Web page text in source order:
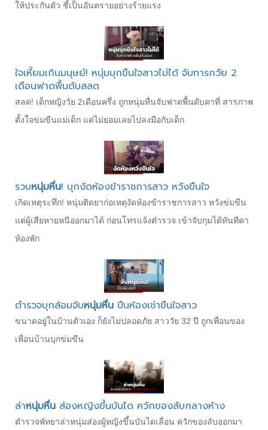
ให้ประกันตัว ชี้เป็นอันตรายอย่างร้ายแรง
ใจเหี้ยมเกินมนุษย์! หนุ่มบุกขืนใจสาวไม่ได้ จับทารกวัย 2
เดือนฟาดพื้นดับสลด
สลด! เด็กหญิงวัย 2เดือนครึ่ง ถูกหนุ่มหื่นจับฟาดพื้นดับคาที่ สารภาพ
ตั้งใจข่มขืนแม่เด็ก แต่ไม่ยอมเลยไปลงมือกับเด็ก
รวบหนุ่มหื่น! บุกงัดห้องข้าราชการสาว หวังขืนใจ
เกิดเหตุระทึก! หนุ่มติดยาก่อเหตุงัดห้องข้าราชการสาว หวังข่มขืน
แต่ผู้เสียหายหนีออกมาได้ ก่อนโทรแจ้งตำรวจ เข้าจับกุมได้ทันทีคา
ห้องพัก
ตำรวจบุกล้อมจับหนุ่มหื่น ปีนห้องเช่าขืนใจสาว
ขนาดอยู่ในบ้านตัวเอง ก็ยังไม่ปลอดภัย สาววัย 32 ปี ถูกเพื่อนของ
เพื่อนบ้านบุกข่มขืน
ล่าหนุ่มหื่น ส่องหญิงขึ้นบันได ควักของลับกลางห้าง
ตำรวจพัทยาล่าหนุ่มส่องผู้หญิงขึ้นบันไดเลื่อน ควักของลับออกมา